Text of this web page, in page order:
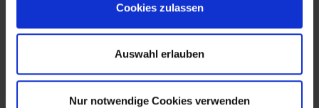
Cookies zulassen
Auswahl erlauben
Nur notwendige Cookies verwenden